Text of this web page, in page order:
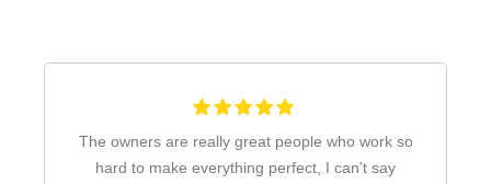
The owners are really great people who work so
hard to make everything perfect, I can't say